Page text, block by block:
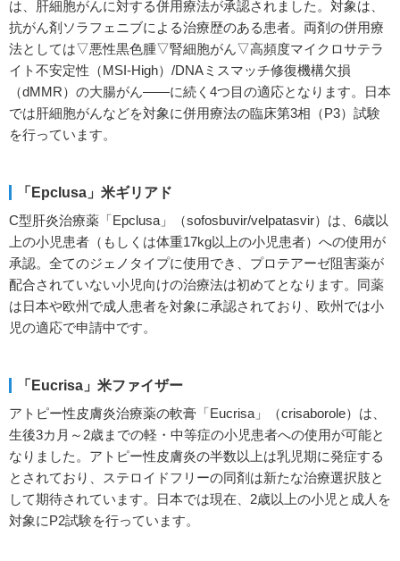
は、肝細胞がんに対する併用療法が承認されました。対象は、
抗がん剤ソラフェニブによる治療歴のある患者。両剤の併用療
法としては▽悪性黒色腫▽腎細胞がん▽高頻度マイクロサテラ
イト不安定性（MSI-High）/DNAミスマッチ修復機構欠損
（dMMR）の大腸がん――に続く4つ目の適応となります。日本
では肝細胞がんなどを対象に併用療法の臨床第3相（P3）試験
を行っています。
「Epclusa」米ギリアド
C型肝炎治療薬「Epclusa」（sofosbuvir/velpatasvir）は、6歳以
上の小児患者（もしくは体重17kg以上の小児患者）への使用が
承認。全てのジェノタイプに使用でき、プロテアーゼ阻害薬が
配合されていない小児向けの治療法は初めてとなります。同薬
は日本や欧州で成人患者を対象に承認されており、欧州では小
児の適応で申請中です。
「Eucrisa」米ファイザー
アトピー性皮膚炎治療薬の軟膏「Eucrisa」（crisaborole）は、
生後3カ月～2歳までの軽・中等症の小児患者への使用が可能と
なりました。アトピー性皮膚炎の半数以上は乳児期に発症する
とされており、ステロイドフリーの同剤は新たな治療選択肢と
して期待されています。日本では現在、2歳以上の小児と成人を
対象にP2試験を行っています。